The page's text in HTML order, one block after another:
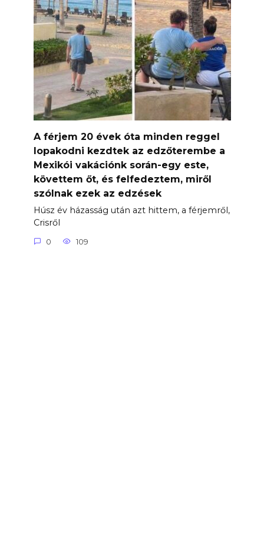
A férjem 20 évek óta minden reggel
lopakodni kezdtek az edzőterembe a
Mexikói vakációnk során-egy este,
követtem őt, és felfedeztem, miről
szólnak ezek az edzések
Húsz év házasság után azt hittem, a férjemről,
Crisről
0 109